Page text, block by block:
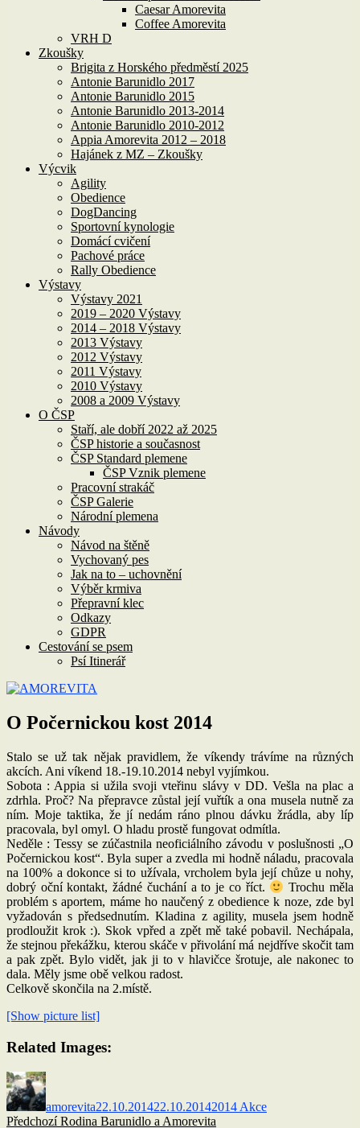
Caesar Amorevita
Coffee Amorevita
VRH D
Zkoušky
Brigita z Horského předměstí 2025
Antonie Barunidlo 2017
Antonie Barunidlo 2015
Antonie Barunidlo 2013-2014
Antonie Barunidlo 2010-2012
Appia Amorevita 2012 – 2018
Hajánek z MZ – Zkoušky
Výcvik
Agility
Obedience
DogDancing
Sportovní kynologie
Domácí cvičení
Pachové práce
Rally Obedience
Výstavy
Výstavy 2021
2019 – 2020 Výstavy
2014 – 2018 Výstavy
2013 Výstavy
2012 Výstavy
2011 Výstavy
2010 Výstavy
2008 a 2009 Výstavy
O ČSP
Staří, ale dobří 2022 až 2025
ČSP historie a současnost
ČSP Standard plemene
ČSP Vznik plemene
Pracovní strakáč
ČSP Galerie
Národní plemena
Návody
Návod na štěně
Vychovaný pes
Jak na to – uchovnění
Výběr krmiva
Přepravní klec
Odkazy
GDPR
Cestování se psem
Psí Itinerář
O Počernickou kost 2014
Stalo se už tak nějak pravidlem, že víkendy trávíme na různých
akcích. Ani víkend 18.-19.10.2014 nebyl vyjímkou.
Sobota : Appia si užila svoji vteřinu slávy v DD. Vešla na plac a
zdrhla. Proč? Na přepravce zůstal její vuřtík a ona musela nutně za
ním. Moje taktika, že jí nedám ráno plnou dávku žrádla, aby líp
pracovala, byl omyl. O hladu prostě fungovat odmítla.
Neděle : Tessy se zúčastnila neoficiálního závodu v poslušnosti „O
Počernickou kost“. Byla super a zvedla mi hodně náladu, pracovala
na 100% a dokonce si to užívala, vrcholem byla její chůze u nohy,
dobrý oční kontakt, žádné čuchání a to je co říct.
Trochu měla
problém s aportem, máme ho naučený z obedience k noze, zde byl
vyžadován s předsednutím. Kladina z agility, musela jsem hodně
prodloužit krok :). Skok vpřed a zpět mě také pobavil. Nechápala,
že stejnou překážku, kterou skáče v přivolání má nejdříve skočit tam
a pak zpět. Bylo vidět, jak ji to v hlavičce šrotuje, ale nakonec to
dala. Měly jsme obě velkou radost.
Celkově skončila na 2.místě.
[Show picture list]
Related Images:
Autor:
amorevita22.10.201422.10.20142014 Akce
Navigace
Předchozí Předchozí
Rodina Barunidlo a Amorevita